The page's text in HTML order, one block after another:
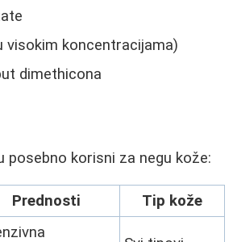
visokim koncentracijama)
dimethicona
posebno korisni za negu kože:
Prednosti Tip kože